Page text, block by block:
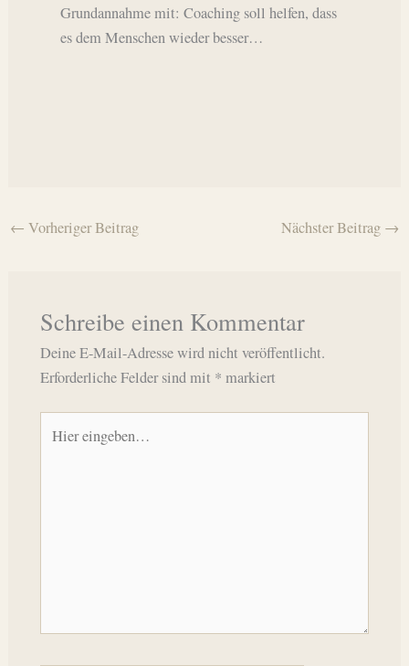
Grundannahme mit: Coaching soll helfen, dass
es dem Menschen wieder besser…
← Vorheriger Beitrag Nächster Beitrag →
Schreibe einen Kommentar
Deine E-Mail-Adresse wird nicht veröffentlicht.
Erforderliche Felder sind mit * markiert
eingeben…